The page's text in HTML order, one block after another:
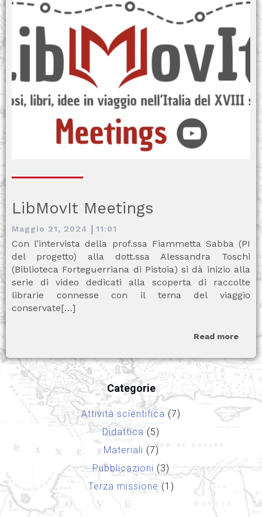
LibMovIt Meetings
Maggio 21, 2024 | 11:01
Con l’intervista della prof.ssa Fiammetta Sabba (PI
del progetto) alla dott.ssa Alessandra Toschi
(Biblioteca Forteguerriana di Pistoia) si dà inizio alla
serie di video dedicati alla scoperta di raccolte
librarie connesse con il tema del viaggio
conservate[…]
Read more
Categorie
Attività scientifica(7)
Didattica (5)
Materiali (7)
Pubblicazioni (3)
Terza missione (1)